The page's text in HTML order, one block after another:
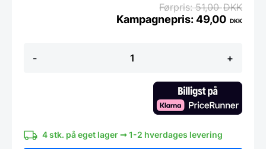
-
Hendi
+
51,00DKK
49,00 DKK
4 stk. på eget lager ➞ 1-2 hverdages levering